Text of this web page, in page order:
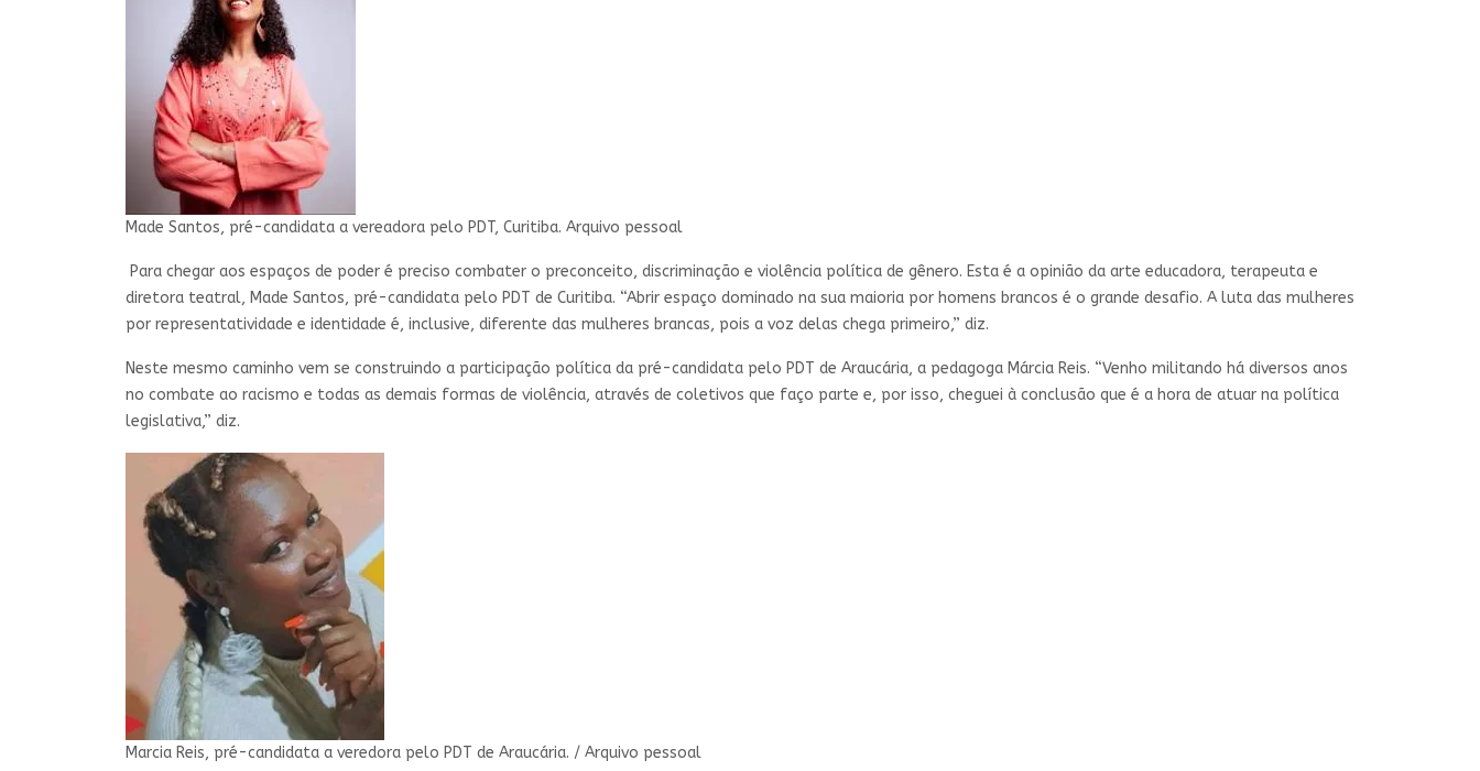
Made Santos, pré-candidata a vereadora pelo PDT, Curitiba. Arquivo pessoal
Para chegar aos espaços de poder é preciso combater o preconceito, discriminação e violência política de gênero. Esta é a opinião da arte educadora, terapeuta e
diretora teatral, Made Santos, pré-candidata pelo PDT de Curitiba. “Abrir espaço dominado na sua maioria por homens brancos é o grande desafio. A luta das mulheres
por representatividade e identidade é, inclusive, diferente das mulheres brancas, pois a voz delas chega primeiro,” diz.
Neste mesmo caminho vem se construindo a participação política da pré-candidata pelo PDT de Araucária, a pedagoga Márcia Reis. “Venho militando há diversos anos
no combate ao racismo e todas as demais formas de violência, através de coletivos que faço parte e, por isso, cheguei à conclusão que é a hora de atuar na política
legislativa,” diz.
Marcia Reis, pré-candidata a veredora pelo PDT de Araucária. / Arquivo pessoal